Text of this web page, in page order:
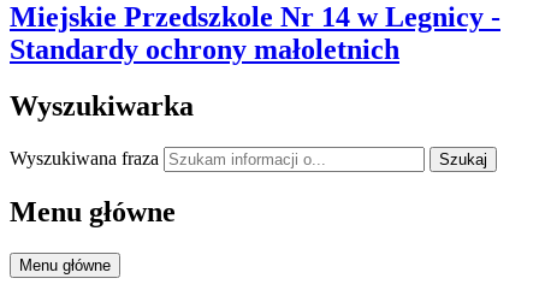
Miejskie Przedszkole Nr 14 w Legnicy -
Standardy ochrony małoletnich
Wyszukiwarka
Wyszukiwana fraza Szukaj
Menu główne
Menu główne